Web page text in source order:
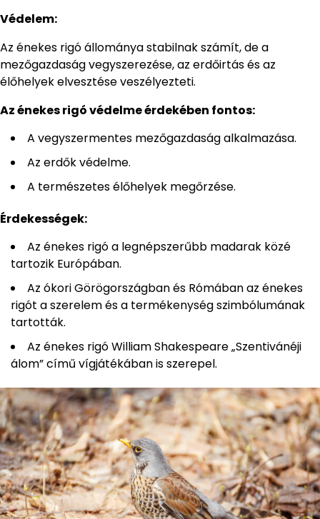
Védelem:
Az énekes rigó állománya stabilnak számít, de a
mezőgazdaság vegyszerezése, az erdőirtás és az
élőhelyek elvesztése veszélyezteti.
Az énekes rigó védelme érdekében fontos:
A vegyszermentes mezőgazdaság alkalmazása.
Az erdők védelme.
A természetes élőhelyek megőrzése.
Érdekességek:
Az énekes rigó a legnépszerűbb madarak közé
tartozik Európában.
Az ókori Görögországban és Rómában az énekes
rigót a szerelem és a termékenység szimbólumának
tartották.
Az énekes rigó William Shakespeare „Szentivánéji
álom” című vígjátékában is szerepel.